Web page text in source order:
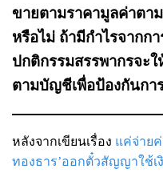
ขายตามราคามูลค่าต
หรือไม่ ถ้ามีกำไรจากก
ปกติกรรมสรรพากรจะ
ตามบัญชีเพื่อป้องกันกา
หลังจากเขียนเรื่อง แค่จ่าย
ทองธาร’ออกตั๋วสัญญาใช้เ